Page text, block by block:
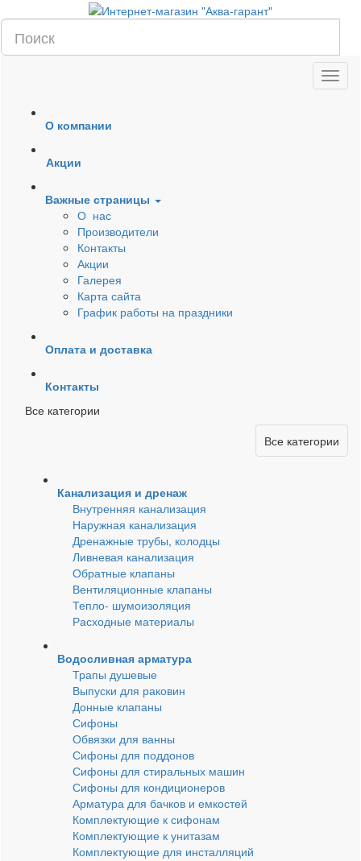
О компании
Акции
Важные страницы
О нас
Производители
Контакты
Акции
Галерея
Карта сайта
График работы на праздники
Оплата и доставка
Контакты
Все категории
Все категории
Канализация и дренаж
Внутренняя канализация
Наружная канализация
Дренажные трубы, колодцы
Ливневая канализация
Обратные клапаны
Вентиляционные клапаны
Тепло- шумоизоляция
Расходные материалы
Водосливная арматура
Трапы душевые
Выпуски для раковин
Донные клапаны
Сифоны
Обвязки для ванны
Сифоны для поддонов
Сифоны для стиральных машин
Сифоны для кондиционеров
Арматура для бачков и емкостей
Комплектующие к сифонам
Комплектующие к унитазам
Комплектующие для инсталляций